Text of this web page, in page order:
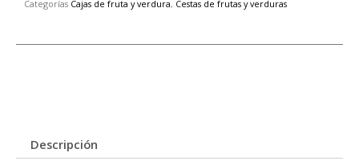
Categorías Cajas de fruta y verdura, Cestas de frutas y verduras
Descripción